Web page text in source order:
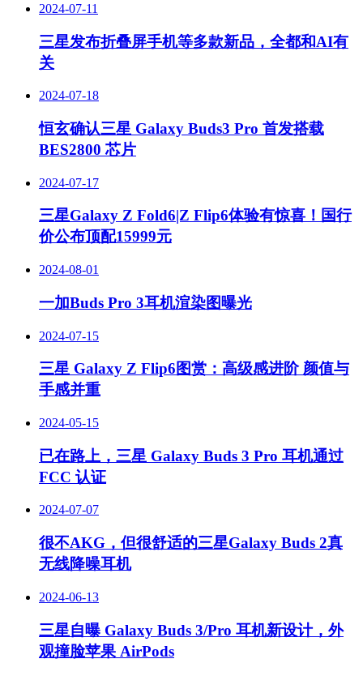
2024-07-11
三星发布折叠屏手机等多款新品，全都和AI有
关
2024-07-18
恒玄确认三星 Galaxy Buds3 Pro 首发搭载
BES2800 芯片
2024-07-17
三星Galaxy Z Fold6|Z Flip6体验有惊喜！国行
价公布顶配15999元
2024-08-01
一加Buds Pro 3耳机渲染图曝光
2024-07-15
三星 Galaxy Z Flip6图赏：高级感进阶 颜值与
手感并重
2024-05-15
已在路上，三星 Galaxy Buds 3 Pro 耳机通过
FCC 认证
2024-07-07
很不AKG，但很舒适的三星Galaxy Buds 2真
无线降噪耳机
2024-06-13
三星自曝 Galaxy Buds 3/Pro 耳机新设计，外
观撞脸苹果 AirPods